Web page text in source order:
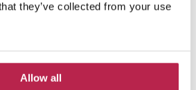
they’ve collected from your use
Allow all